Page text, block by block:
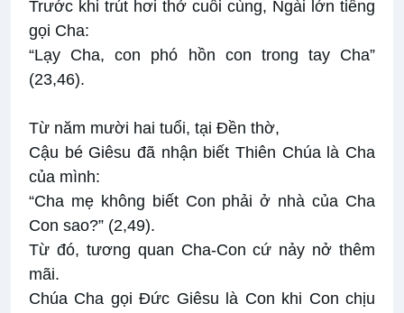
Trước khi trút hơi thở cuối cùng, Ngài lớn tiếng
gọi Cha:
“Lạy Cha, con phó hồn con trong tay Cha”
(23,46).
Từ năm mười hai tuổi, tại Đền thờ,
Cậu bé Giêsu đã nhận biết Thiên Chúa là Cha
của mình:
“Cha mẹ không biết Con phải ở nhà của Cha
Con sao?” (2,49).
Từ đó, tương quan Cha-Con cứ nảy nở thêm
mãi.
Chúa Cha gọi Đức Giêsu là Con khi Con chịu